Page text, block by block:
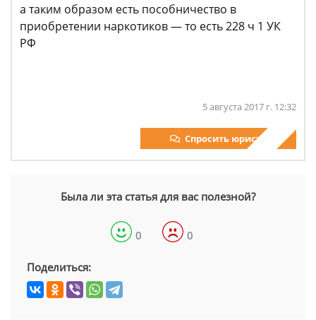
а таким образом есть пособничество в
приобретении наркотиков — то есть 228 ч 1 УК
РФ
5 августа 2017 г. 12:32
Спросить юриста
Была ли эта статья для вас полезной?
0 0
Поделиться: